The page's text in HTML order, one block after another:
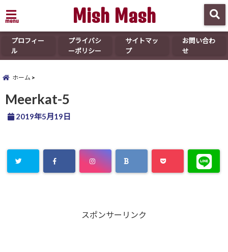
menu Mish Mash
プロフィー
ル
プライバシ
ーポリシー
サイトマッ
プ
お問い合わ
せ
ホーム
Meerkat-5
2019年5月19日
スポンサーリンク